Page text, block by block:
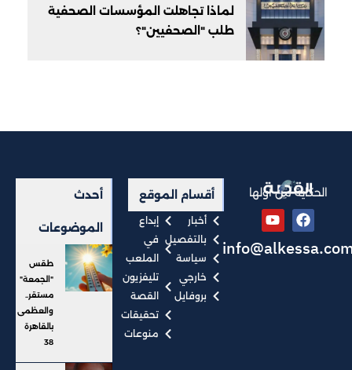
لماذا تجاهلت المؤسسات الصحفية
طلب "الصحفيين"؟
الحكاية من أولها أقسام الموقع
أخبار
بالتفصيل
سياسة
خارجي
بروفايل
إبداع
في
الملعب
تليفزيون
القصة
تحقيقات
منوعات
أحدث
الموضوعات
طقس
"الجمعة"
مستقر..
والعظمى
بالقاهرة
38